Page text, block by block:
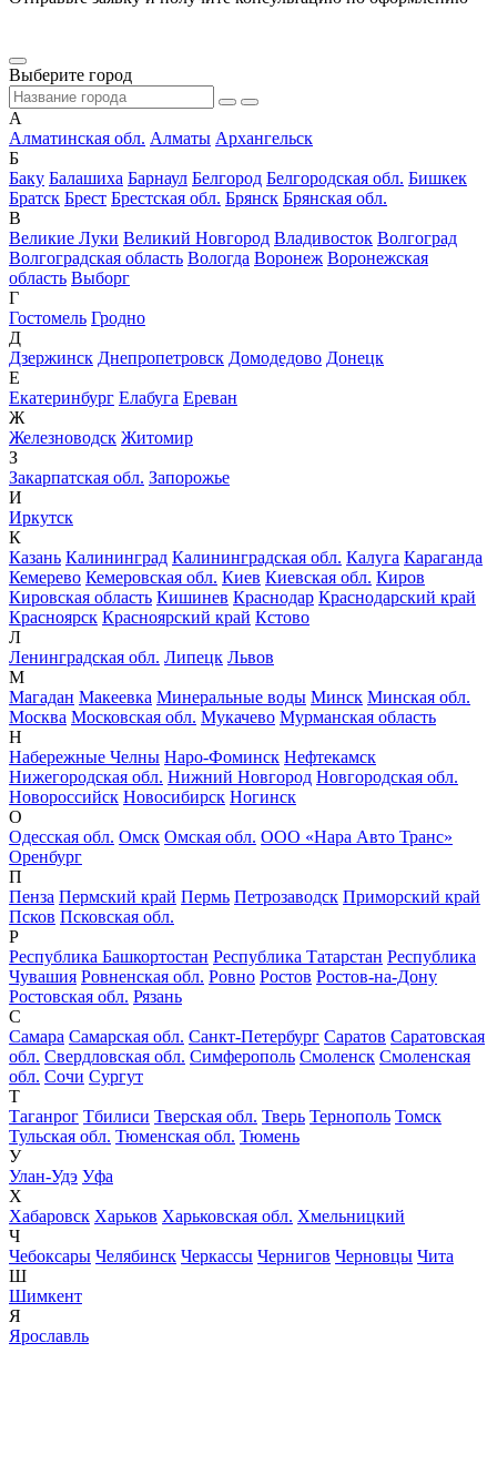
Выберите город
А
Алматинская обл. Алматы Архангельск
Б
Баку Балашиха Барнаул Белгород Белгородская обл. Бишкек
Братск Брест Брестская обл. Брянск Брянская обл.
В
Великие Луки Великий Новгород Владивосток Волгоград
Волгоградская область Вологда Воронеж Воронежская
область Выборг
Г
Гостомель Гродно
Д
Дзержинск Днепропетровск Домодедово Донецк
Е
Екатеринбург Елабуга Ереван
Ж
Железноводск Житомир
З
Закарпатская обл. Запорожье
И
Иркутск
К
Казань Калининград Калининградская обл. Калуга Караганда
Кемерево Кемеровская обл. Киев Киевская обл. Киров
Кировская область Кишинев Краснодар Краснодарский край
Красноярск Красноярский край Кстово
Л
Ленинградская обл. Липецк Львов
М
Магадан Макеевка Минеральные воды Минск Минская обл.
Москва Московская обл. Мукачево Мурманская область
Н
Набережные Челны Наро-Фоминск Нефтекамск
Нижегородская обл. Нижний Новгород Новгородская обл.
Новороссийск Новосибирск Ногинск
О
Одесская обл. Омск Омская обл. ООО «Нара Авто Транс»
Оренбург
П
Пенза Пермский край Пермь Петрозаводск Приморский край
Псков Псковская обл.
Р
Республика Башкортостан Республика Татарстан Республика
Чувашия Ровненская обл. Ровно Ростов Ростов-на-Дону
Ростовская обл. Рязань
С
Самара Самарская обл. Санкт-Петербург Саратов Саратовская
обл. Свердловская обл. Симферополь Смоленск Смоленская
обл. Сочи Сургут
Т
Таганрог Тбилиси Тверская обл. Тверь Тернополь Томск
Тульская обл. Тюменская обл. Тюмень
У
Улан-Удэ Уфа
Х
Хабаровск Харьков Харьковская обл. Хмельницкий
Ч
Чебоксары Челябинск Черкассы Чернигов Черновцы Чита
Ш
Шимкент
Я
Ярославль